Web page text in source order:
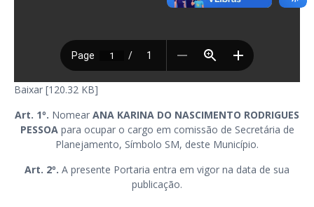
Baixar [120.32 KB]
Art. 1º. Nomear ANA KARINA DO NASCIMENTO RODRIGUES
PESSOA para ocupar o cargo em comissão de Secretária de
Planejamento, Símbolo SM, deste Município.
Art. 2º. A presente Portaria entra em vigor na data de sua
publicação.